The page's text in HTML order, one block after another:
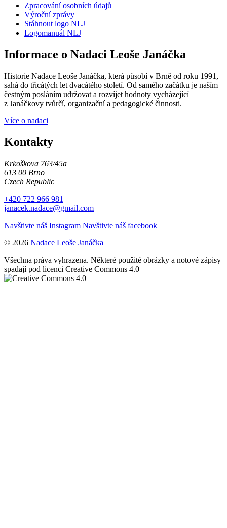
Zpracování osobních údajů
Výroční zprávy
Stáhnout logo NLJ
Logomanuál NLJ
Informace o Nadaci Leoše Janáčka
Historie Nadace Leoše Janáčka, která působí v Brně od roku 1991,
sahá do třicátých let dvacátého století. Od samého začátku je naším
čestným posláním udržovat a rozvíjet hodnoty vycházející
z Janáčkovy tvůrčí, organizační a pedagogické činnosti.
Více o nadaci
Kontakty
Krkoškova 763/45a
613 00 Brno
Czech Republic
+420 722 966 981
janacek.nadace@gmail.com
Navštivte náš Instagram Navštivte náš facebook
© 2026 Nadace Leoše Janáčka
Všechna práva vyhrazena. Některé použité obrázky a notové zápisy
spadají pod licenci Creative Commons 4.0